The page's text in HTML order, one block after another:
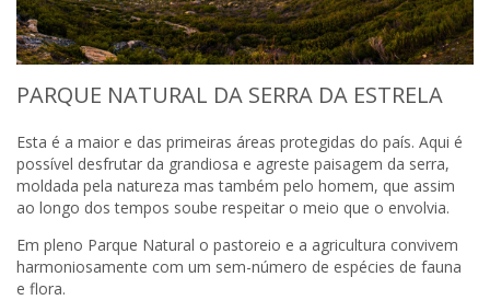
PARQUE NATURAL DA SERRA DA ESTRELA
Esta é a maior e das primeiras áreas protegidas do país. Aqui é
possível desfrutar da grandiosa e agreste paisagem da serra,
moldada pela natureza mas também pelo homem, que assim
ao longo dos tempos soube respeitar o meio que o envolvia.
Em pleno Parque Natural o pastoreio e a agricultura convivem
harmoniosamente com um sem-número de espécies de fauna
e flora.